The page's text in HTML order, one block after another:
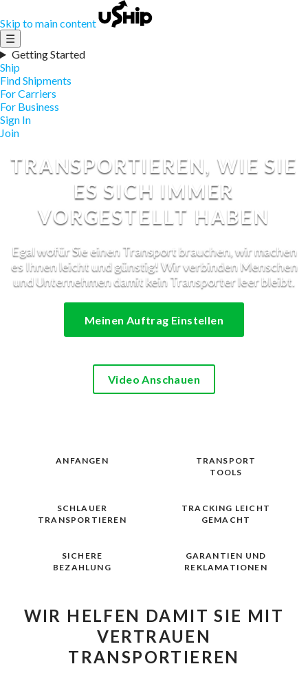
Skip to main content
☰
Getting Started
Ship
Find Shipments
For Carriers
For Business
Sign In
Join
TRANSPORTIEREN, WIE SIE
ES SICH IMMER
VORGESTELLT HABEN
Egal wofür Sie einen Transport brauchen, wir machen
es Ihnen leicht und günstig! Wir verbinden Menschen
und Unternehmen damit kein Transporter leer bleibt.
Meinen Auftrag Einstellen
Video Anschauen
ANFANGEN
TRANSPORT
TOOLS
SCHLAUER
TRANSPORTIEREN
TRACKING LEICHT
GEMACHT
SICHERE
BEZAHLUNG
GARANTIEN UND
REKLAMATIONEN
WIR HELFEN DAMIT SIE MIT
VERTRAUEN
TRANSPORTIEREN